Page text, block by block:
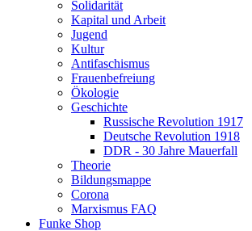
Solidarität
Kapital und Arbeit
Jugend
Kultur
Antifaschismus
Frauenbefreiung
Ökologie
Geschichte
Russische Revolution 1917
Deutsche Revolution 1918
DDR - 30 Jahre Mauerfall
Theorie
Bildungsmappe
Corona
Marxismus FAQ
Funke Shop